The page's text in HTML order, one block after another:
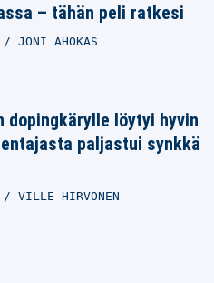
– tähän peli ratkesi
JONI AHOKAS
dopingkärylle löytyi hyvin
paljastui synkkä
VILLE HIRVONEN